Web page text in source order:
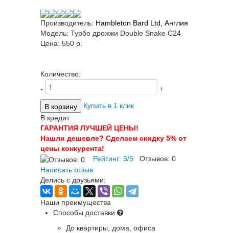
Производитель: Hambleton Bard Ltd, Англия
Модель: Турбо дрожжи Double Snake C24
Цена: 550 p.
Количество:
-
+
Купить в 1 клик
В кредит
ГАРАНТИЯ ЛУЧШЕЙ ЦЕНЫ!
Нашли дешевле? Сделаем скидку 5% от
цены конкурента!
Рейтинг: 5/5 Отзывов: 0
Написать отзыв
Делись с друзьями:
Наши преимущества
Способы доставки
До квартиры, дома, офиса